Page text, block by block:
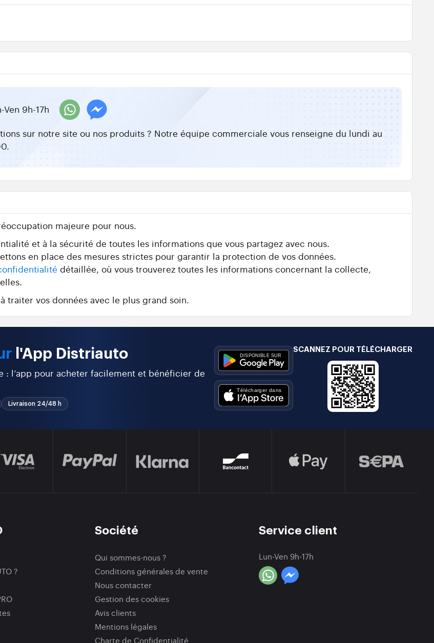
Ven 9h-17h
sur notre site ou nos produits ? Notre équipe commerciale vous renseigne du lundi au
majeure pour nous.
et à la sécurité de toutes les informations que vous partagez avec nous.
en place des mesures strictes pour garantir la protection de vos données.
détaillée, où vous trouverez toutes les informations concernant la collecte,
traiter vos données avec le plus grand soin.
l'App Distriauto
: l’app pour acheter facilement et bénéficier de
Livraison 24/48 h
SCANNEZ POUR TÉLÉCHARGER
?
Société
Qui sommes-nous ?
Conditions générales de vente
Nous contacter
Gestion des cookies
Avis clients
Mentions légales
Charte de Confidentialité
Service client
Lun-Ven 9h-17h